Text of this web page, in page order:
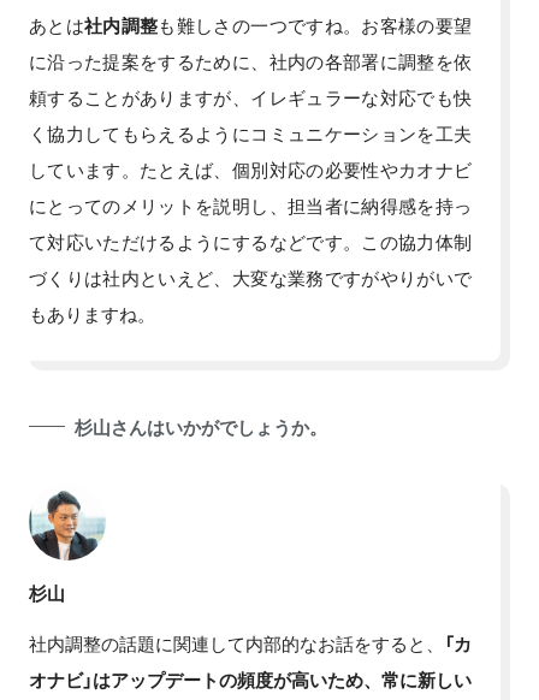
あとは社内調整も難しさの一つですね。お客様の要望
に沿った提案をするために、社内の各部署に調整を依
頼することがありますが、イレギュラーな対応でも快
く協力してもらえるようにコミュニケーションを工夫
しています。たとえば、個別対応の必要性やカオナビ
にとってのメリットを説明し、担当者に納得感を持っ
て対応いただけるようにするなどです。この協力体制
づくりは社内といえど、大変な業務ですがやりがいで
もありますね。
杉山さんはいかがでしょうか。
杉山
社内調整の話題に関連して内部的なお話をすると、
「カ
オナビ」はアップデートの頻度が高いため、常に新しい